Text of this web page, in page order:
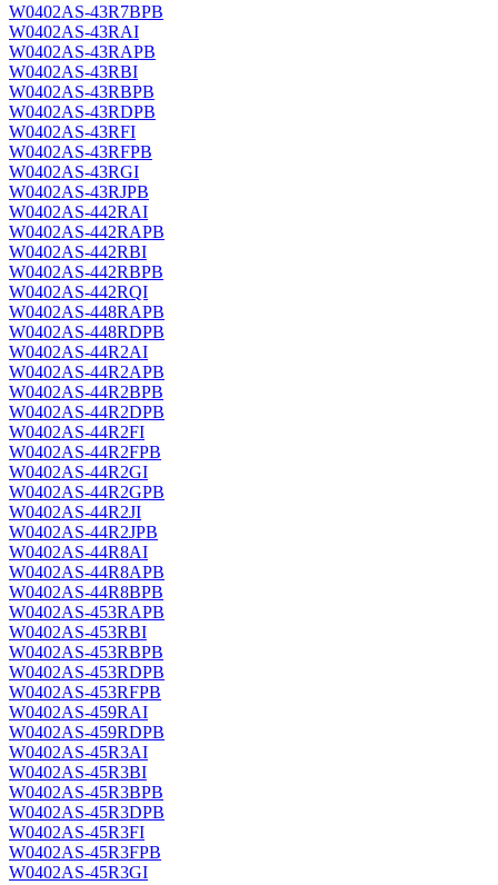
W0402AS-43R7BPB
W0402AS-43RAI
W0402AS-43RAPB
W0402AS-43RBI
W0402AS-43RBPB
W0402AS-43RDPB
W0402AS-43RFI
W0402AS-43RFPB
W0402AS-43RGI
W0402AS-43RJPB
W0402AS-442RAI
W0402AS-442RAPB
W0402AS-442RBI
W0402AS-442RBPB
W0402AS-442RQI
W0402AS-448RAPB
W0402AS-448RDPB
W0402AS-44R2AI
W0402AS-44R2APB
W0402AS-44R2BPB
W0402AS-44R2DPB
W0402AS-44R2FI
W0402AS-44R2FPB
W0402AS-44R2GI
W0402AS-44R2GPB
W0402AS-44R2JI
W0402AS-44R2JPB
W0402AS-44R8AI
W0402AS-44R8APB
W0402AS-44R8BPB
W0402AS-453RAPB
W0402AS-453RBI
W0402AS-453RBPB
W0402AS-453RDPB
W0402AS-453RFPB
W0402AS-459RAI
W0402AS-459RDPB
W0402AS-45R3AI
W0402AS-45R3BI
W0402AS-45R3BPB
W0402AS-45R3DPB
W0402AS-45R3FI
W0402AS-45R3FPB
W0402AS-45R3GI